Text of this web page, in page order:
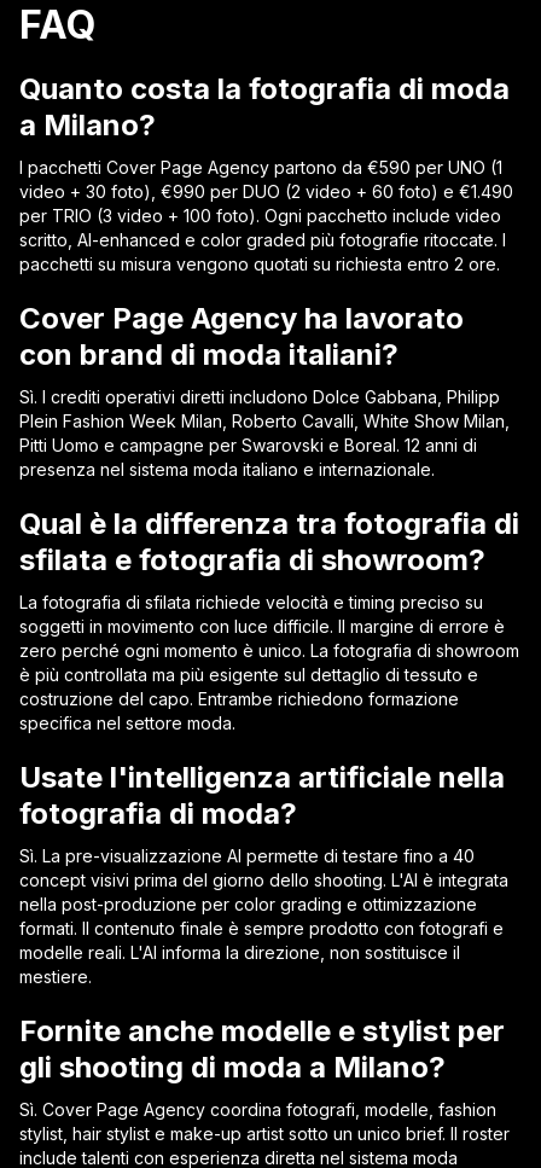
FAQ
Quanto costa la fotografia di moda
a Milano?
I pacchetti Cover Page Agency partono da €590 per UNO (1
video + 30 foto), €990 per DUO (2 video + 60 foto) e €1.490
per TRIO (3 video + 100 foto). Ogni pacchetto include video
scritto, AI-enhanced e color graded più fotografie ritoccate. I
pacchetti su misura vengono quotati su richiesta entro 2 ore.
Cover Page Agency ha lavorato
con brand di moda italiani?
Sì. I crediti operativi diretti includono Dolce Gabbana, Philipp
Plein Fashion Week Milan, Roberto Cavalli, White Show Milan,
Pitti Uomo e campagne per Swarovski e Boreal. 12 anni di
presenza nel sistema moda italiano e internazionale.
Qual è la differenza tra fotografia di
sfilata e fotografia di showroom?
La fotografia di sfilata richiede velocità e timing preciso su
soggetti in movimento con luce difficile. Il margine di errore è
zero perché ogni momento è unico. La fotografia di showroom
è più controllata ma più esigente sul dettaglio di tessuto e
costruzione del capo. Entrambe richiedono formazione
specifica nel settore moda.
Usate l'intelligenza artificiale nella
fotografia di moda?
Sì. La pre-visualizzazione AI permette di testare fino a 40
concept visivi prima del giorno dello shooting. L'AI è integrata
nella post-produzione per color grading e ottimizzazione
formati. Il contenuto finale è sempre prodotto con fotografi e
modelle reali. L'AI informa la direzione, non sostituisce il
mestiere.
Fornite anche modelle e stylist per
gli shooting di moda a Milano?
Sì. Cover Page Agency coordina fotografi, modelle, fashion
stylist, hair stylist e make-up artist sotto un unico brief. Il roster
include talenti con esperienza diretta nel sistema moda